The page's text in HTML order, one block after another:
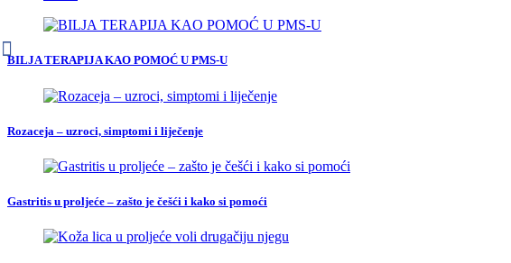
BILJA TERAPIJA KAO POMOĆ U PMS-U
Rozaceja – uzroci, simptomi i liječenje
Gastritis u proljeće – zašto je češći i kako si pomoći